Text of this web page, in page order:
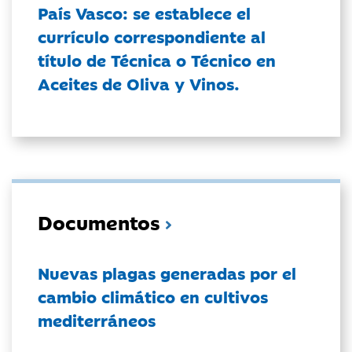
País Vasco: se establece el
currículo correspondiente al
título de Técnica o Técnico en
Aceites de Oliva y Vinos.
Documentos
Nuevas plagas generadas por el
cambio climático en cultivos
mediterráneos